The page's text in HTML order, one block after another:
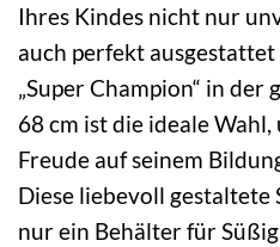
Ihres Kindes nicht nur
auch perfekt ausgestattet
„Super Champion“ in
68 cm ist die ideale
Freude auf seinem
Diese liebevoll gestaltete
nur ein Behälter für